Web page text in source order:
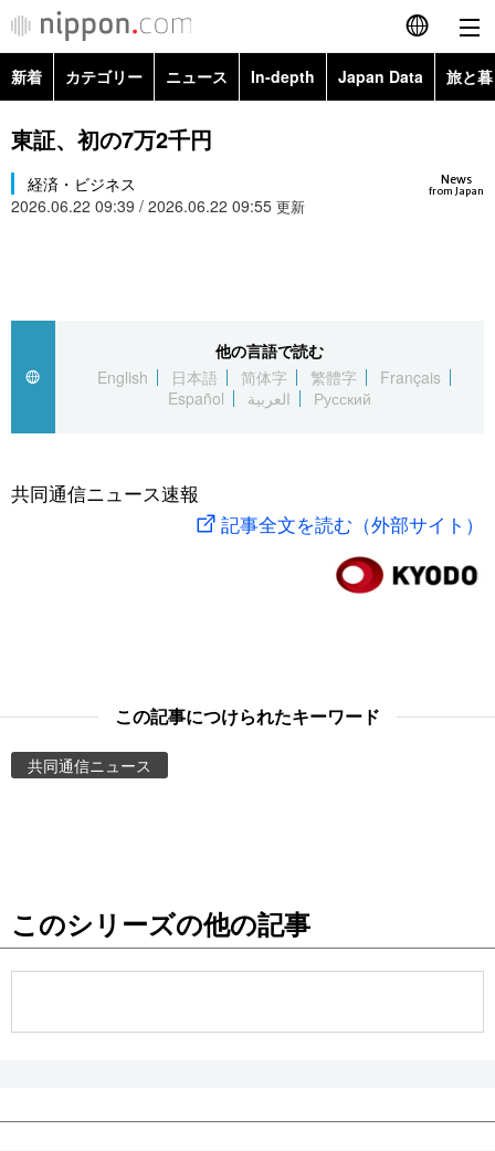
English
カテゴリー
スポーツ・東京2020
Topics
Images
お知らせ
公式SNS
新着 カテゴリー ニュース In-depth Japan Data 旅と
政治・外交
経済・ビジネス Images
東証、初の7万2千円
News
from Japan
経済・ビジネス
2026.06.22 09:39 / 2026.06.22 09:55 更新
他の言語で読む
English
日本語 简体字 繁體字
Français
Español
العربية Русский
共同通信ニュース速報
記事全文を読む（外部サイト）
この記事につけられたキーワード
共同通信ニュース
このシリーズの他の記事